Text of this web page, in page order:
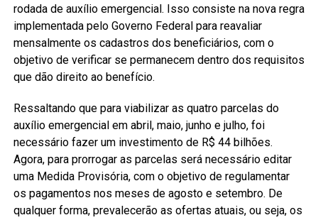
rodada de auxílio emergencial. Isso consiste na nova regra
implementada pelo Governo Federal para reavaliar
mensalmente os cadastros dos beneficiários, com o
objetivo de verificar se permanecem dentro dos requisitos
que dão direito ao benefício.
Ressaltando que para viabilizar as quatro parcelas do
auxílio emergencial em abril, maio, junho e julho, foi
necessário fazer um investimento de R$ 44 bilhões.
Agora, para prorrogar as parcelas será necessário editar
uma Medida Provisória, com o objetivo de regulamentar
os pagamentos nos meses de agosto e setembro. De
qualquer forma, prevalecerão as ofertas atuais, ou seja, os